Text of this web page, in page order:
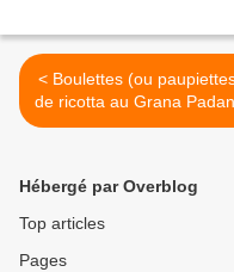
< Boulettes (ou paupiettes)
de ricotta au Grana
Hébergé par Overblog
Top articles
Pages